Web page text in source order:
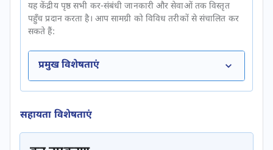
यह केंद्रीय पृष्ठ सभी कर-संबंधी जानकारी और सेवाओं तक विस्तृत
पहुँच प्रदान करता है। आप सामग्री को विविध तरीकों से संचालित कर
सकते हैं:
प्रमुख विशेषताएं
सहायता विशेषताएं